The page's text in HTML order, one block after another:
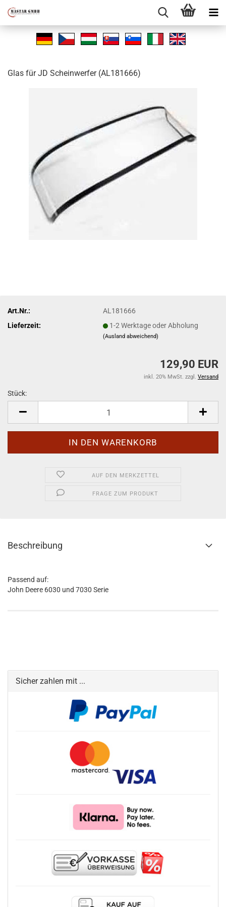
Glas für JD Schein­wer­fer (AL181666)
Art.Nr.:
AL181666
Lieferzeit:
1-2 Werktage oder Abholung
(Ausland abweichend)
129,90 EUR
inkl. 20% MwSt. zzgl. Versand
Stück:
AUF DEN MERKZETTEL
FRAGE ZUM PRODUKT
Beschreibung
Passend auf:
John Deere 6030 und 7030 Serie
Sicher zahlen mit ...